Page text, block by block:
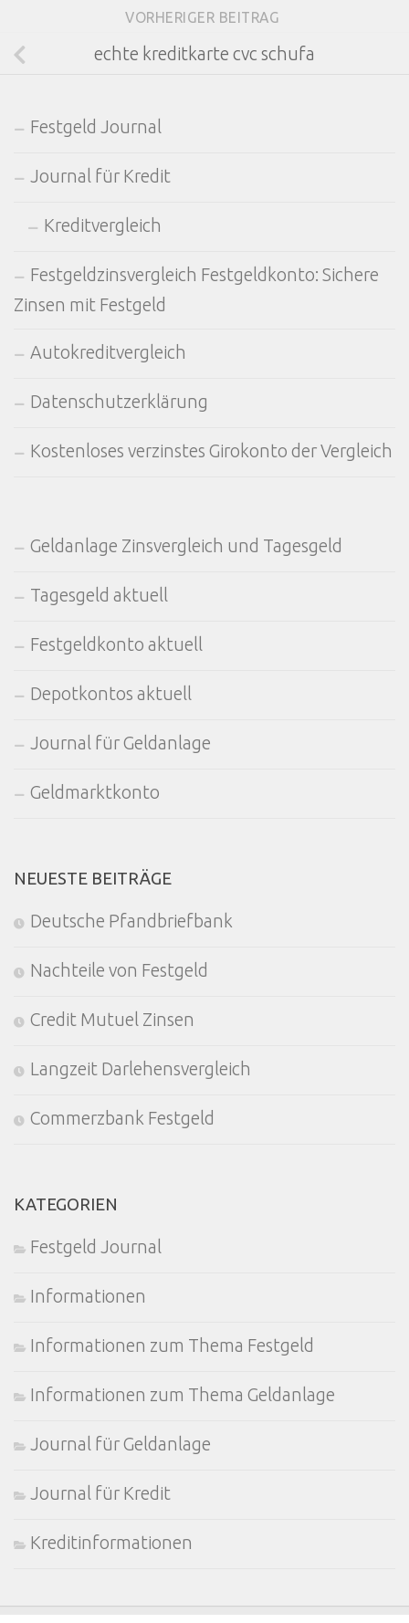
VORHERIGER BEITRAG
echte kreditkarte cvc schufa
Festgeld Journal
Journal für Kredit
Kreditvergleich
Festgeldzinsvergleich Festgeldkonto: Sichere
Zinsen mit Festgeld
Autokreditvergleich
Datenschutzerklärung
Kostenloses verzinstes Girokonto der Vergleich
Geldanlage Zinsvergleich und Tagesgeld
Tagesgeld aktuell
Festgeldkonto aktuell
Depotkontos aktuell
Journal für Geldanlage
Geldmarktkonto
NEUESTE BEITRÄGE
Deutsche Pfandbriefbank
Nachteile von Festgeld
Credit Mutuel Zinsen
Langzeit Darlehensvergleich
Commerzbank Festgeld
KATEGORIEN
Festgeld Journal
Informationen
Informationen zum Thema Festgeld
Informationen zum Thema Geldanlage
Journal für Geldanlage
Journal für Kredit
Kreditinformationen